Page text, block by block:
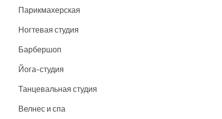
Парикмахерская
Ногтевая студия
Барбершоп
Йога-студия
Танцевальная студия
Велнес и спа